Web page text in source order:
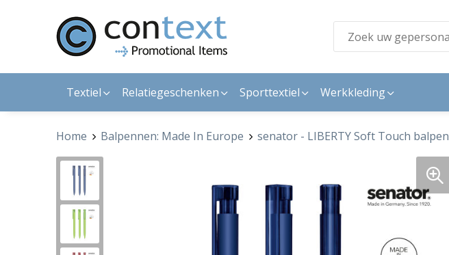
Textiel Relatiegeschenken Sporttextiel Werkkleding
Home Balpennen: Made In Europe senator - LIBERTY Soft Touch balpen